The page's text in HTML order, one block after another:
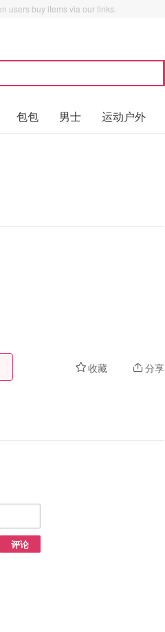
users buy items via our links.
包包 男士 运动户外
收藏 分享
评论